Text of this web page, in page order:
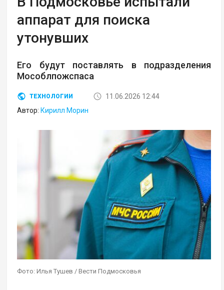
аппарат для поиска
утонувших
Его будут поставлять в подразделения
Мособлпожспаса
ТЕХНОЛОГИИ
11.06.2026 12:44
Автор: Кирилл Морин
Фото: Илья Тушев / Вести Подмосковья